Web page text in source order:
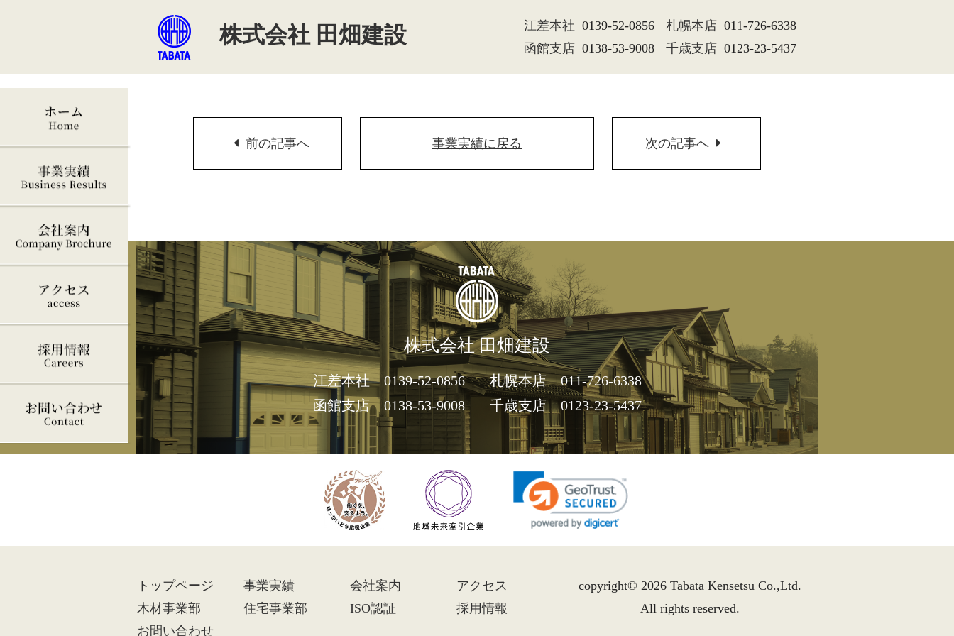
株式会社 田畑建設 江差本社 0139-52-0856 札幌本店 011-726-6338
函館支店 0138-53-9008 千歳支店 0123-23-5437
前の記事へ 事業実績に戻る 次の記事へ
株式会社 田畑建設
江差本社 0139-52-0856 札幌本店
011-726-6338
函館支店
0138-53-9008 千歳支店 0123-23-5437
トップページ 事業実績 会社案内
アクセス
木材事業部
住宅事業部 ISO認証
採用情報
お問い合わせ
copyright© 2026 Tabata Kensetsu Co.,Ltd.
All rights reserved.